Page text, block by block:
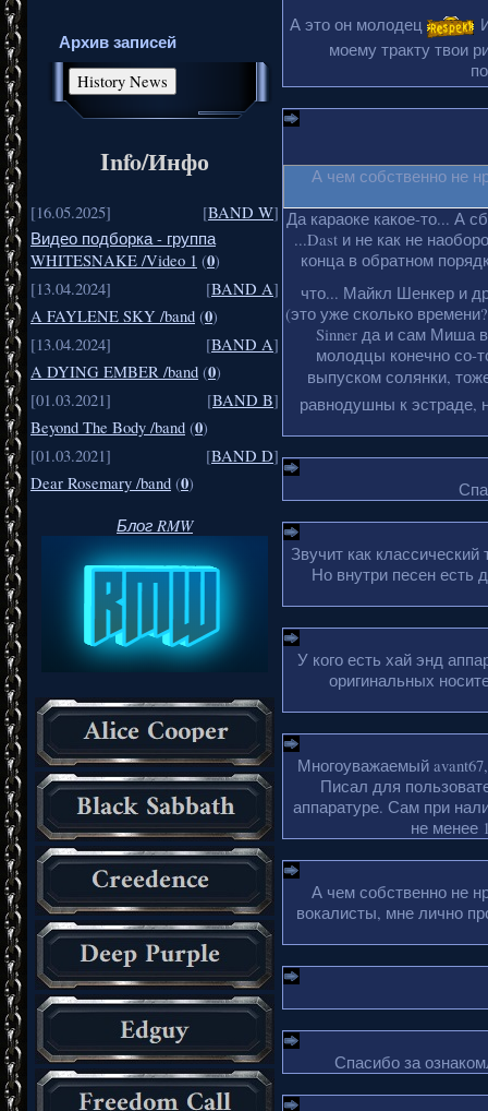
Архив записей
Info/Инфо
[16.05.2025] [BAND W]
Видео подборка - группа
WHITESNAKE /Video 1 (0)
[13.04.2024]
[BAND A]
A FAYLENE SKY /band (0)
[13.04.2024]
[BAND A]
A DYING EMBER /band (0)
[01.03.2021]
[BAND B]
Beyond The Body /band (0)
[01.03.2021]
[BAND D]
Dear Rosemary /band (0)
Блог RMW
А это он молодец
моему тракту твои
А чем собственно не
Да караоке какое-то... А
...Dast и не как не
конца в обратном
что... Майкл Шенкер и
(это уже сколько
Sinner да и сам Миша
молодцы конечно со-
выпуском солянки,
равнодушны к эстраде,
Звучит как
Но внутри песен есть
У кого есть хай энд
оригинальных
Многоуважаемый
Писал для
аппаратуре. Сам при
не менее
А чем собственно не
вокалисты, мне лично
Спасибо за